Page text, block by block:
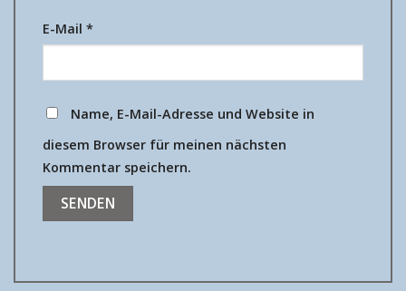
E-Mail *
Name, E-Mail-Adresse und Website in
diesem Browser für meinen nächsten
Kommentar speichern.